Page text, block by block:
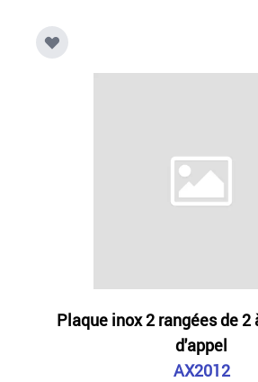
Plaque inox 2 rangées de 2
d'appel
AX2012